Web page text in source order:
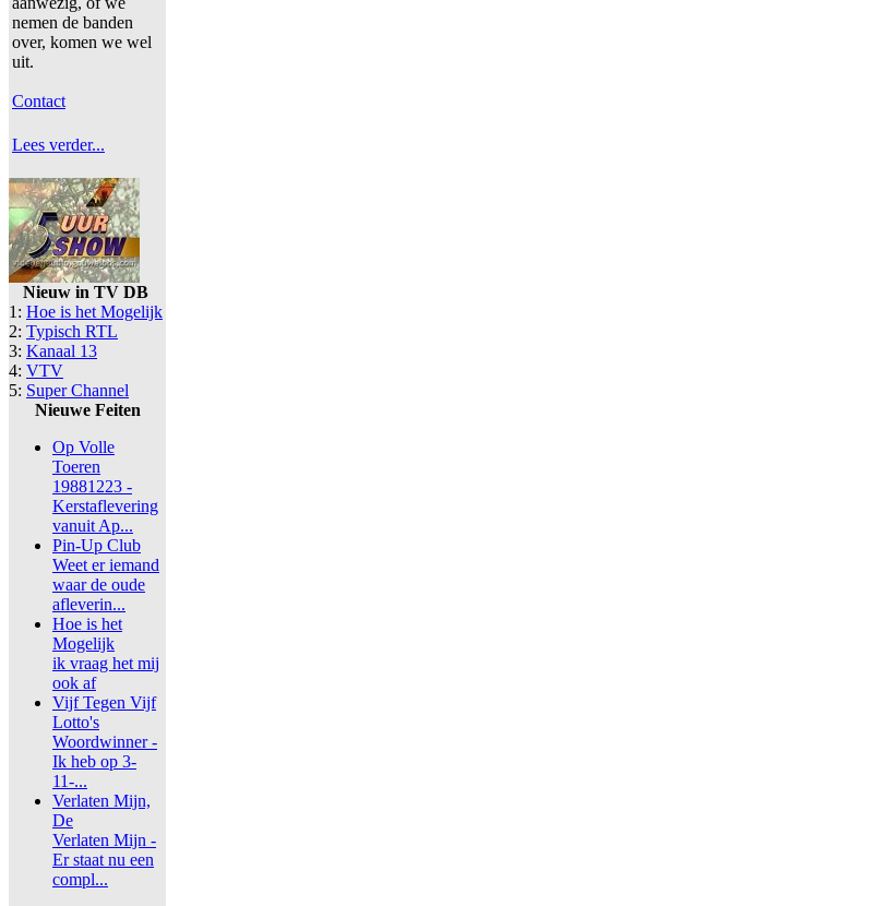
nemen de banden
over, komen we wel
uit.
Contact
Lees verder...
Nieuw in TV DB
1: Hoe is het Mogelijk
2: Typisch RTL
3: Kanaal 13
4: VTV
5: Super Channel
Nieuwe Feiten
Op Volle
Toeren
19881223 -
Kerstaflevering
vanuit Ap...
Pin-Up Club
Weet er iemand
waar de oude
afleverin...
Hoe is het
Mogelijk
ik vraag het mij
ook af
Vijf Tegen Vijf
Lotto's
Woordwinner -
Ik heb op 3-
11-...
Verlaten Mijn,
De
Verlaten Mijn -
Er staat nu een
compl...